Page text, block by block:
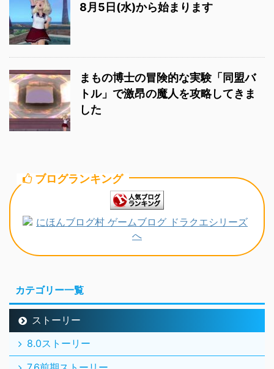
8月5日(水)から始まります
まもの博士の冒険的な実験「同盟バ
トル」で激昂の魔人を攻略してきま
した
ブログランキング
カテゴリー一覧
ストーリー
8.0ストーリー